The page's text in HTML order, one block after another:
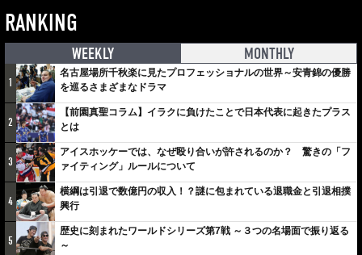
RANKING
WEEKLY MONTHLY
1
名古屋場所千秋楽に見たプロフェッショナルの世界～安青錦の優勝
を巡るさまざまなドラマ
2
【前園真聖コラム】イラクに負けたことで日本代表に起きたプラス
とは
3
アイスホッケーでは、なぜ殴り合いが許されるのか？ 驚きの「フ
ァイティング」ルールについて
4
横綱は引退で数億円の収入！？謎に包まれている退職金と引退相撲
興行
5
歴史に刻まれたワールドシリーズ第7戦 ～３つの名場面で振り返る
～